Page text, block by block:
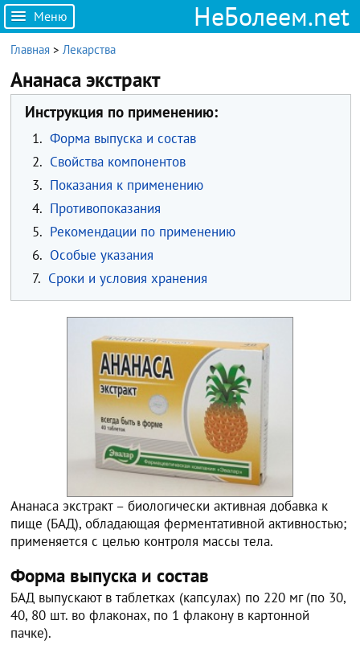
Меню НеБолеем.net
Главная >Лекарства
Ананаса экстракт
Инструкция по применению:
1. Форма выпуска и состав
2. Свойства компонентов
3. Показания к применению
4. Противопоказания
5. Рекомендации по применению
6. Особые указания
7. Сроки и условия хранения
Ананаса экстракт – биологически активная добавка к
пище (БАД), обладающая ферментативной активностью;
применяется с целью контроля массы тела.
Форма выпуска и состав
БАД выпускают в таблетках (капсулах) по 220 мг (по 30,
40, 80 шт. во флаконах, по 1 флакону в картонной
пачке).